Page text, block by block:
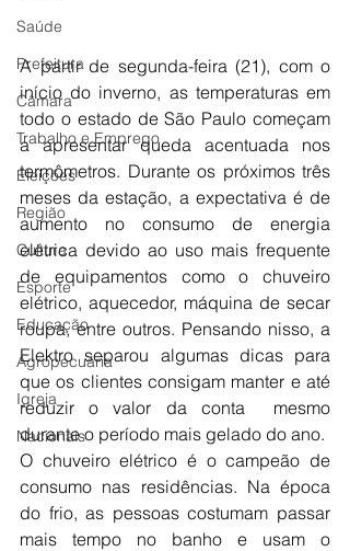
Saúde
Prefeitura
Câmara
Trabalho e Emprego
Eleições
Região
Cultura
Esporte
Educação
Agropecuária
Igreja
Nacionais
A partir de segunda-feira (21), com o
início do inverno, as temperaturas em
todo o estado de São Paulo começam
a apresentar queda acentuada nos
termômetros. Durante os próximos três
meses da estação, a expectativa é de
aumento no consumo de energia
elétrica devido ao uso mais frequente
de equipamentos como o chuveiro
elétrico, aquecedor, máquina de secar
roupa, entre outros. Pensando nisso, a
Elektro separou algumas dicas para
que os clientes consigam manter e até
reduzir o valor da conta  mesmo
durante o período mais gelado do ano.
O chuveiro elétrico é o campeão de
consumo nas residências. Na época
do frio, as pessoas costumam passar
mais tempo no banho e usam o